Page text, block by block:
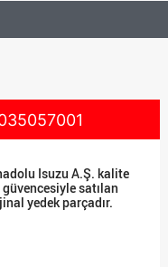
Isuzu A.Ş. kalite
güvencesiyle satılan
yedek parçadır.